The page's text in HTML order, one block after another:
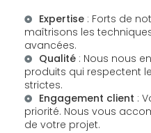
Expertise : Forts de
maîtrisons les
avancées.
Qualité : Nous nous
produits qui respectent
strictes.
Engagement client :
priorité. Nous vous
de votre projet.